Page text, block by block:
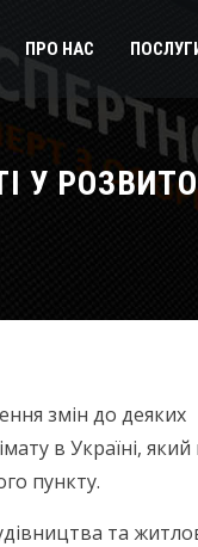
ПРО НАС
У
змін до деяких
в Україні,
пункту.
та